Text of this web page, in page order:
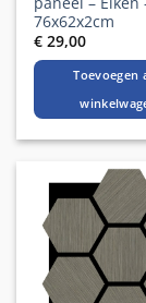
76x62x2cm
€ 29,00
Toevoegen